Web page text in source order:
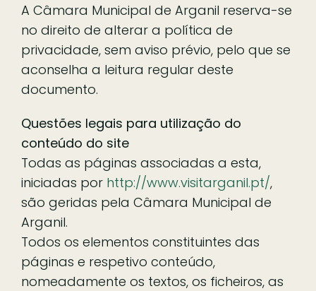
A Câmara Municipal de Arganil reserva-se
no direito de alterar a política de
privacidade, sem aviso prévio, pelo que se
aconselha a leitura regular deste
documento.
Questões legais para utilização do
conteúdo do site
Todas as páginas associadas a esta,
iniciadas por http://www.visitarganil.pt/,
são geridas pela Câmara Municipal de
Arganil.
Todos os elementos constituintes das
páginas e respetivo conteúdo,
nomeadamente os textos, os ficheiros, as